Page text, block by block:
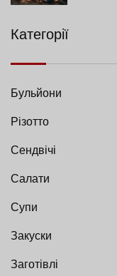
Категорії
Бульйони
Різотто
Сендвічі
Салати
Супи
Закуски
Заготівлі